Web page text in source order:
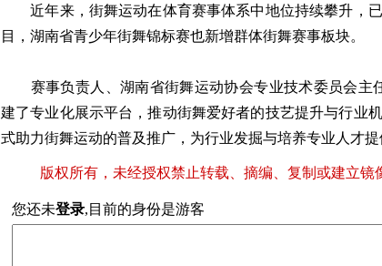
近年来，街舞运动在体育赛事体系中地位持续攀升，已
目，湖南省青少年街舞锦标赛也新增群体街舞赛事板块。
赛事负责人、湖南省街舞运动协会专业技术委员会主
建了专业化展示平台，推动街舞爱好者的技艺提升与行业
式助力街舞运动的普及推广，为行业发掘与培养专业人才
版权所有，未经授权禁止转载、摘编、复制或建立镜
您还未登录,目前的身份是游客